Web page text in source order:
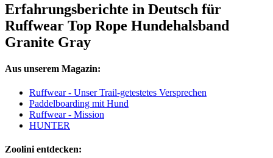
Erfahrungsberichte in Deutsch für
Ruffwear Top Rope Hundehalsband
Granite Gray
Aus unserem Magazin:
Ruffwear - Unser Trail-getestetes Versprechen
Paddelboarding mit Hund
Ruffwear - Mission
HUNTER
Zoolini entdecken: